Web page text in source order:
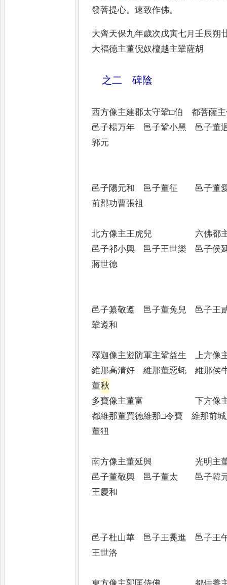
發菩提心。速致作佛。
大齊天保九年歲次戊寅七月壬辰朔
大福德主董倪奴檀越主鞏薩胡
之二 碑陰
西方像主建郡太守鞏□伯
邑子楊万年 邑子鞏小黑 邑
郭元
邑子陽元和 邑子董征 邑
前郡功曹張祖
北方像主王虎兒 六佛都主
邑子祁小興 邑子王世樂 邑
蔣世德
邑子纂敬遵 邑子董兔兒
鞏遵和
釋迦像主遊防軍主鞏益生 上方
維那高清好 維那董惡蚝 維
董秋
多寶像主董富 下方
都維那董買德維那□令寶 維那前
董狃
南方像主董延興 光明
邑子董敬興 邑子董太 邑
王慶和
邑子杜山華 邑子王冕進
王世洛